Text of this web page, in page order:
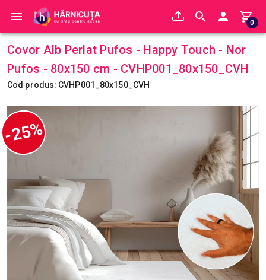
0
Covor Alb Perlat Pufos - Happy Touch - Nor
Pufos - 80x150 cm - CVHP001_80x150_CVH
Cod produs: CVHP001_80x150_CVH
-25%